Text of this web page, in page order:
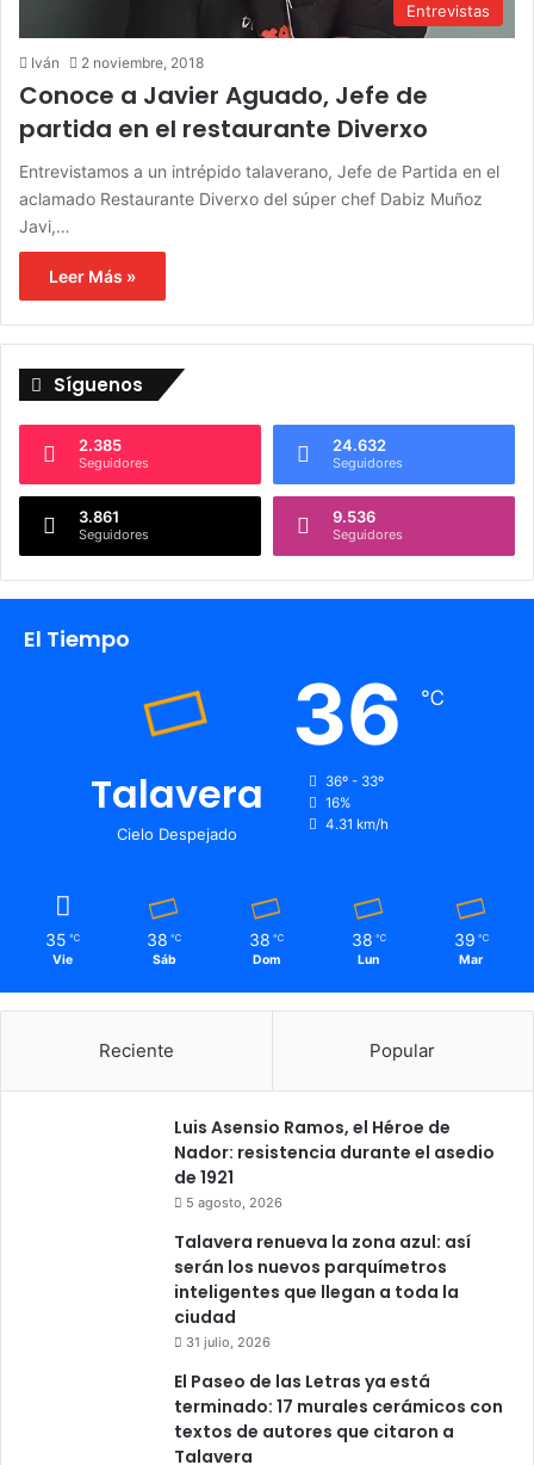
Entrevistas
Iván 2 noviembre, 2018
Conoce a Javier Aguado, Jefe de
partida en el restaurante Diverxo
Entrevistamos a un intrépido talaverano, Jefe de Partida en el
aclamado Restaurante Diverxo del súper chef Dabiz Muñoz
Javi,…
Leer Más »
Síguenos
2.385
Seguidores
24.632
Seguidores
3.861
Seguidores
9.536
Seguidores
El Tiempo
Talavera
Cielo Despejado
36 ℃
36º - 33º
16%
4.31 km/h
35 ℃
Vie
38 ℃
Sáb
38 ℃
Dom
38 ℃
Lun
39 ℃
Mar
Reciente Popular
Luis Asensio Ramos, el Héroe de
Nador: resistencia durante el asedio
de 1921
5 agosto, 2026
Talavera renueva la zona azul: así
serán los nuevos parquímetros
inteligentes que llegan a toda la
ciudad
31 julio, 2026
El Paseo de las Letras ya está
terminado: 17 murales cerámicos con
textos de autores que citaron a
Talavera